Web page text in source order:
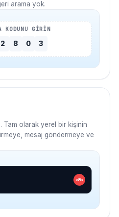
arama yok.
KODUNU GİRİN
2 8 0 3
Tam olarak yerel bir kişinin
mesaj göndermeye ve